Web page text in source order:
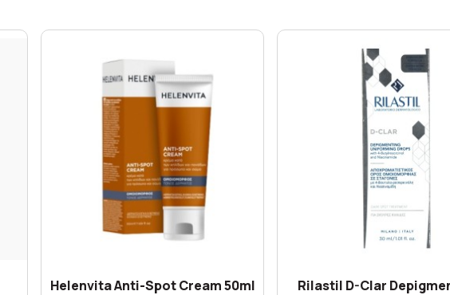
Helenvita Anti-Spot Cream 50ml
Rilastil D-Clar